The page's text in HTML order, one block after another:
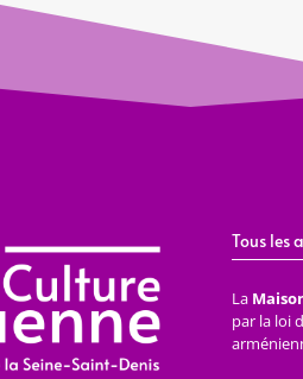
Tous les
La
par la loi